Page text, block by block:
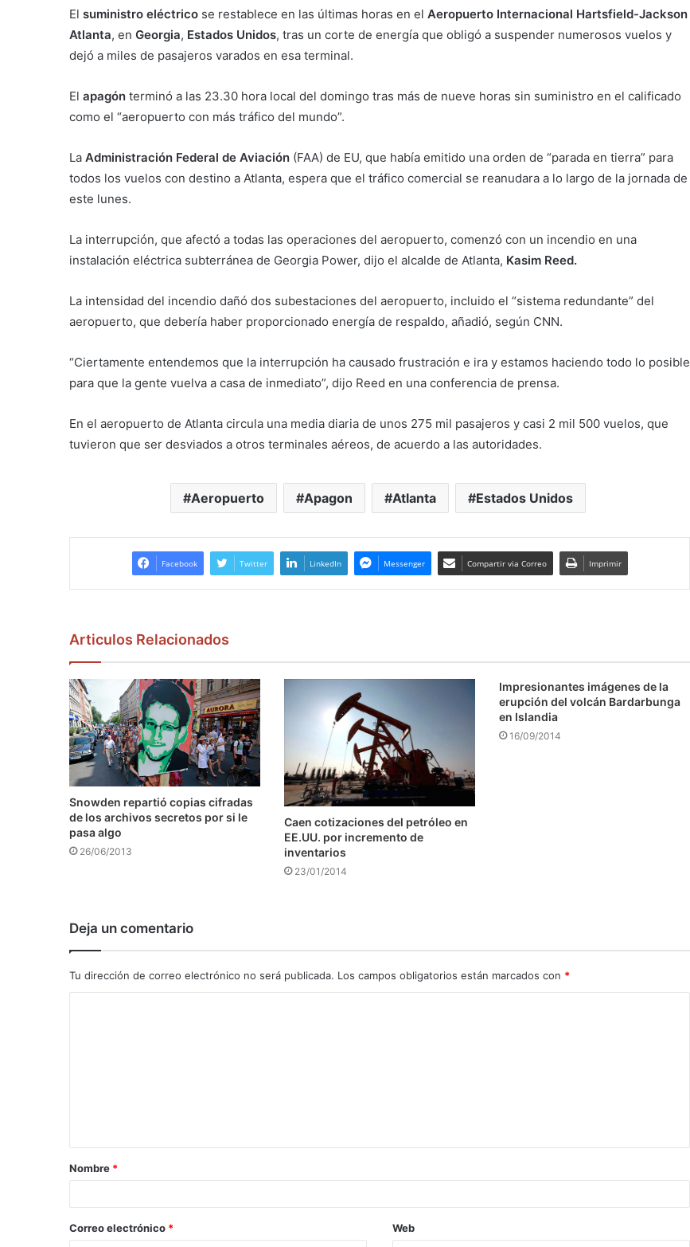
El suministro eléctrico se restablece en las últimas horas en el Aeropuerto Internacional Hartsfield-Jackson
Atlanta, en Georgia, Estados Unidos, tras un corte de energía que obligó a suspender numerosos vuelos y
dejó a miles de pasajeros varados en esa terminal.
El apagón terminó a las 23.30 hora local del domingo tras más de nueve horas sin suministro en el calificado
como el “aeropuerto con más tráfico del mundo”.
La Administración Federal de Aviación (FAA) de EU, que había emitido una orden de “parada en tierra” para
todos los vuelos con destino a Atlanta, espera que el tráfico comercial se reanudara a lo largo de la jornada de
este lunes.
La interrupción, que afectó a todas las operaciones del aeropuerto, comenzó con un incendio en una
instalación eléctrica subterránea de Georgia Power, dijo el alcalde de Atlanta, Kasim Reed.
La intensidad del incendio dañó dos subestaciones del aeropuerto, incluido el “sistema redundante” del
aeropuerto, que debería haber proporcionado energía de respaldo, añadió, según CNN.
“Ciertamente entendemos que la interrupción ha causado frustración e ira y estamos haciendo todo lo posible
para que la gente vuelva a casa de inmediato”, dijo Reed en una conferencia de prensa.
En el aeropuerto de Atlanta circula una media diaria de unos 275 mil pasajeros y casi 2 mil 500 vuelos, que
tuvieron que ser desviados a otros terminales aéreos, de acuerdo a las autoridades.
Aeropuerto Apagon Atlanta Estados Unidos
Facebook Twitter LinkedIn Messenger Compartir via Correo Imprimir
Articulos Relacionados
Snowden repartió copias cifradas
de los archivos secretos por si le
pasa algo
26/06/2013
Caen cotizaciones del petróleo en
EE.UU. por incremento de
inventarios
23/01/2014
Impresionantes imágenes de la
erupción del volcán Bardarbunga
en Islandia
16/09/2014
Deja un comentario
Tu dirección de correo electrónico no será publicada. Los campos obligatorios están marcados con *
a
r
*
Nombre *
Correo electrónico * Web